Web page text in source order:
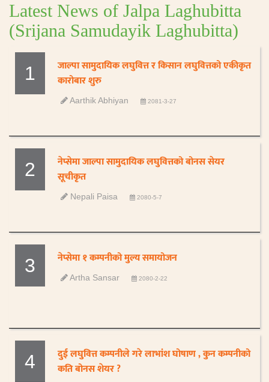
Latest News of Jalpa Laghubitta
(Srijana Samudayik Laghubitta)
1
जाल्पा सामुदायिक लघुवित्त र किसान लघुवित्तको एकीकृत
कारोबार शुरु
Aarthik Abhiyan 2081-3-27
2
नेप्सेमा जाल्पा सामुदायिक लघुवित्तको बोनस सेयर
सूचीकृत
Nepali Paisa 2080-5-7
3 नेप्सेमा १ कम्पनीको मुल्य समायोजन
Artha Sansar 2080-2-22
4
दुई लघुवित्त कम्पनीले गरे लाभांश घोषाण , कुन कम्पनीको
कति बोनस शेयर ?